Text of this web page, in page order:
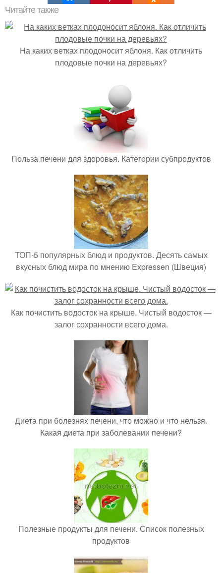
Читайте также
На каких ветках плодоносит яблоня. Как отличить
плодовые почки на деревьях?
Польза печени для здоровья. Категории субпродуктов
ТОП-5 популярных блюд и продуктов. Десять самых
вкусных блюд мира по мнению Expressen (Швеция)
Как почистить водосток на крыше. Чистый водосток —
залог сохранности всего дома.
Диета при болезнях печени, что можно и что нельзя.
Какая диета при заболевании печени?
Полезные продукты для печени. Список полезных
продуктов